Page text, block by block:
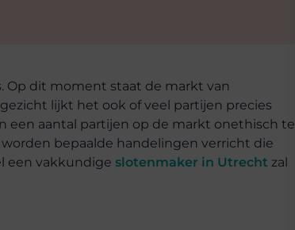
Op dit moment staat de markt van
lijkt het ook of veel partijen precies
een aantal partijen op de markt onethisch te
bepaalde handelingen verricht die
een vakkundige slotenmaker in Utrecht zal